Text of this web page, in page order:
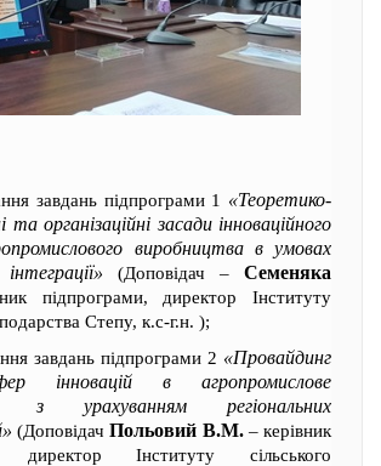
завдань підпрограми 1 «Теоретико-
та організаційні засади інноваційного
виробництва в умовах
(Доповідач – Семеняка
підпрограми, директор Інституту
Степу, к.с-г.н. );
завдань підпрограми 2 «Провайдинг
інновацій в агропромислове
з урахуванням регіональних
(ДоповідачПольовий В.М.– керівник
директор Інституту сільського